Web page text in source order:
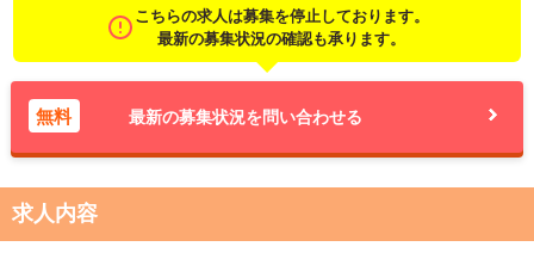
こちらの求人は募集を停止しております。
最新の募集状況の確認も承ります。
無料 最新の募集状況を問い合わせる
求人内容